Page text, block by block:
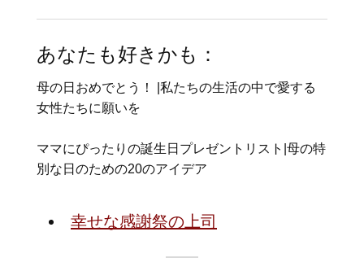
あなたも好きかも：
母の日おめでとう！ |私たちの生活の中で愛する
女性たちに願いを
ママにぴったりの誕生日プレゼントリスト|母の特
別な日のための20のアイデア
幸せな感謝祭の上司